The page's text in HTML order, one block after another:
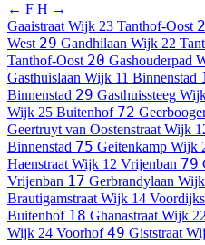
← F H →
Gaaistraat Wijk 23 Tanthof-Oost
West 29 Gandhilaan Wijk 22
Tanthof-Oost 20 Gashouderpad
Gasthuislaan Wijk 11 Binnenstad
Binnenstad 29 Gasthuissteeg
Wijk 25 Buitenhof 72
Geertruyt van Oostenstraat Wijk
Binnenstad 75 Geitenkamp Wijk
Haenstraat Wijk 12 Vrijenban 79
Vrijenban 17 Gerbrandylaan
Brautigamstraat Wijk 14
Buitenhof 18 Ghanastraat Wijk
Wijk 24 Voorhof 49 Giststraat